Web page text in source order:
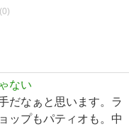
0)
ない
だなぁと思います。ラ
ップもパティオも。中